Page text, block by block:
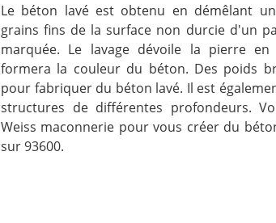
(*) Champs obligatoire
Le béton lavé est obtenu en démêlant
grains fins de la surface non durcie d'un
marquée. Le lavage dévoile la pierre
formera la couleur du béton. Des poids
pour fabriquer du béton lavé. Il est
structures de différentes profondeurs.
Weiss maconnerie pour vous créer du
sur 93600.